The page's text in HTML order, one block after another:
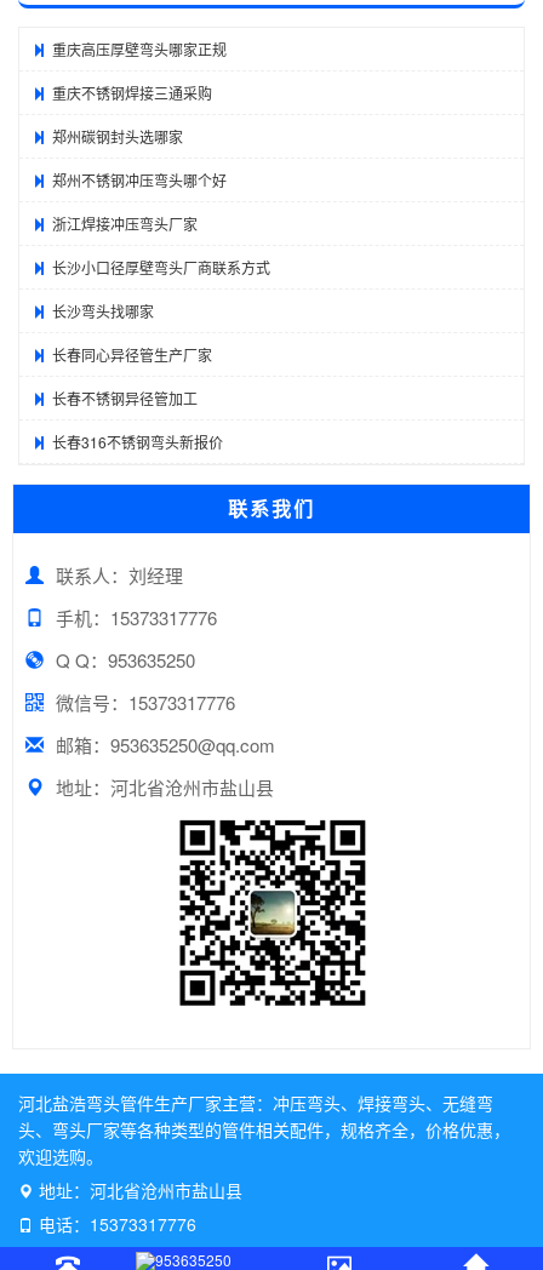
重庆高压厚壁弯头哪家正规
重庆不锈钢焊接三通采购
郑州碳钢封头选哪家
郑州不锈钢冲压弯头哪个好
浙江焊接冲压弯头厂家
长沙小口径厚壁弯头厂商联系方式
长沙弯头找哪家
长春同心异径管生产厂家
长春不锈钢异径管加工
长春316不锈钢弯头新报价
联系我们
联系人：刘经理
手机：15373317776
Q Q：953635250
微信号：15373317776
邮箱：953635250@qq.com
地址：河北省沧州市盐山县
河北盐浩弯头管件生产厂家主营： 冲压弯头、 焊接弯头、 无缝弯
头、 弯头厂家等各种类型的管件相关配件，规格齐全，价格优惠，
欢迎选购。
地址：河北省沧州市盐山县
电话：15373317776